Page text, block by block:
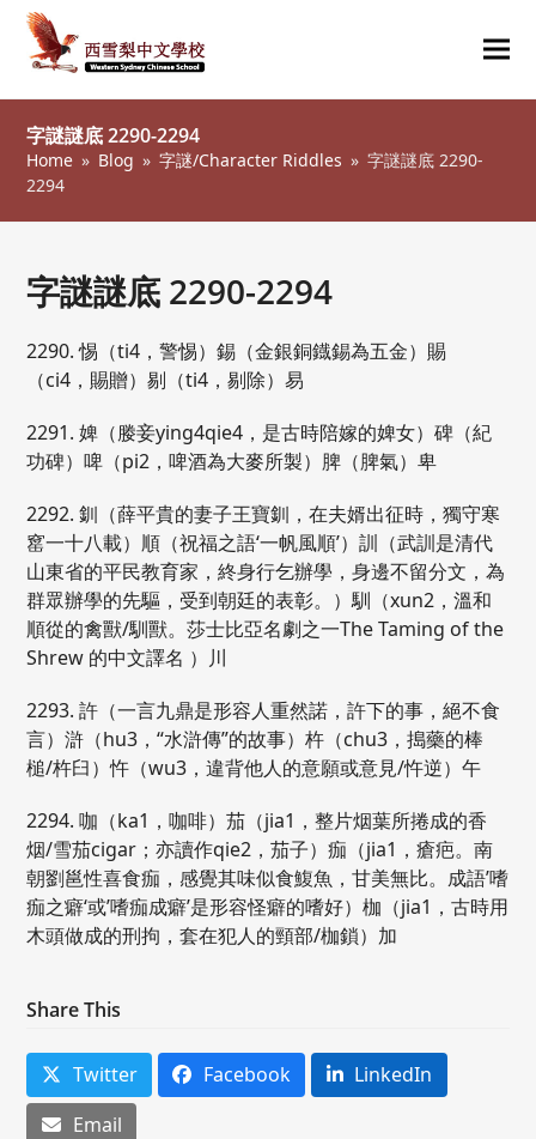
字謎謎底 2290-2294
Home » Blog » 字謎/Character Riddles » 字謎謎底 2290-
2294
字謎謎底 2290-2294
2290. 惕（ti4，警惕）錫（金銀銅鐡錫為五金）賜
（ci4，賜贈）剔（ti4，剔除）易
2291. 婢（媵妾ying4qie4，是古時陪嫁的婢女）碑（紀
功碑）啤（pi2，啤酒為大麥所製）脾（脾氣）卑
2292. 釧（薛平貴的妻子王寶釧，在夫婿出征時，獨守寒
窰一十八載）順（祝福之語‘一帆風順’）訓（武訓是清代
山東省的平民教育家，終身行乞辦學，身邊不留分文，為
群眾辦學的先驅，受到朝廷的表彰。）馴（xun2，溫和
順從的禽獸/馴獸。莎士比亞名劇之一The Taming of the
Shrew 的中文譯名 ）川
2293. 許（一言九鼎是形容人重然諾，許下的事，絕不食
言）滸（hu3，“水滸傳”的故事）杵（chu3，搗藥的棒
槌/杵臼）忤（wu3，違背他人的意願或意見/忤逆）午
2294. 咖（ka1，咖啡）茄（jia1，整片烟葉所捲成的香
烟/雪茄cigar；亦讀作qie2，茄子）痂（jia1，瘡疤。南
朝劉邕性喜食痂，感覺其味似食鰒魚，甘美無比。成語’嗜
痂之癖‘或’嗜痂成癖’是形容怪癖的嗜好）枷（jia1，古時用
木頭做成的刑拘，套在犯人的頸部/枷鎖）加
Share This
Twitter Facebook
LinkedIn
Email